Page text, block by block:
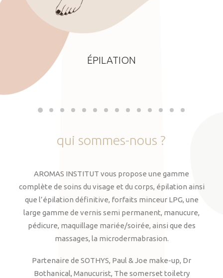
ÉPILATION
qui sommes-nous ?
AROMAS INSTITUT vous propose une gamme
complète de soins du visage et du corps, épilation ainsi
que l’épilation définitive, forfaits minceur LPG, une
large gamme de vernis semi permanent, manucure,
pédicure, maquillage mariée/soirée, ainsi que des
massages, la microdermabrasion.
Partenaire de SOTHYS, Paul & Joe make-up, Dr
Bothanical, Manucurist, The somerset toiletry